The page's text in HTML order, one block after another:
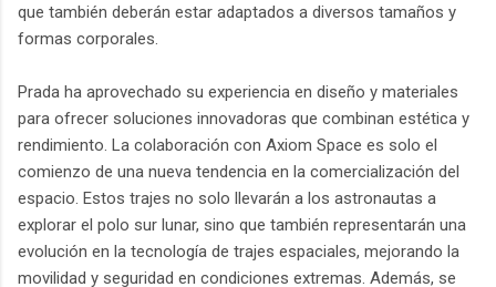
que también deberán estar adaptados a diversos tamaños y
formas corporales.
Prada ha aprovechado su experiencia en diseño y materiales
para ofrecer soluciones innovadoras que combinan estética y
rendimiento. La colaboración con Axiom Space es solo el
comienzo de una nueva tendencia en la comercialización del
espacio. Estos trajes no solo llevarán a los astronautas a
explorar el polo sur lunar, sino que también representarán una
evolución en la tecnología de trajes espaciales, mejorando la
movilidad y seguridad en condiciones extremas. Además, se